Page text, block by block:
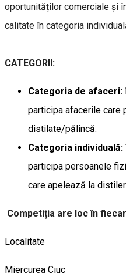
oportunităților comerciale și
calitate în categoria
CATEGORII:
Categoria de afaceri:
participa afacerile care
distilate/pălincă.
Categoria individuală:
participa persoanele
care apelează la
Competiția are loc în
Localitate
Miercurea Ciuc